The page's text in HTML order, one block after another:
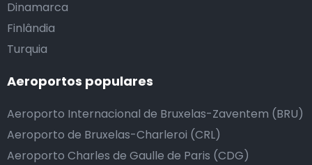
Dinamarca
Finlândia
Turquia
Aeroportos populares
Aeroporto Internacional de Bruxelas-Zaventem (BRU)
Aeroporto de Bruxelas-Charleroi (CRL)
Aeroporto Charles de Gaulle de Paris (CDG)